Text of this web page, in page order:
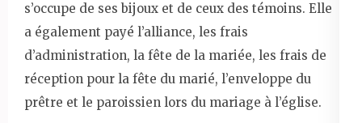
s’occupe de ses bijoux et de ceux des témoins. Elle
a également payé l’alliance, les frais
d’administration, la fête de la mariée, les frais de
réception pour la fête du marié, l’enveloppe du
prêtre et le paroissien lors du mariage à l’église.